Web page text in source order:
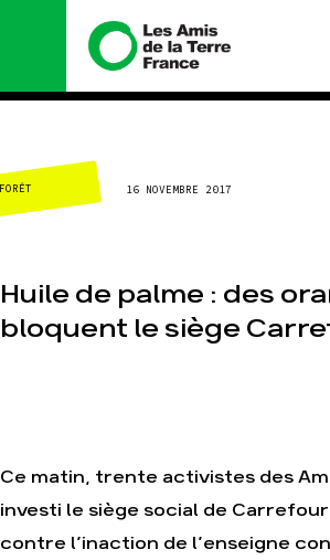
Nous connaître
Histoire
Valeurs
Équipes et
de la Terre
FORÊT 16 NOVEMBRE 2017
Huile de palme : des
bloquent le siège
Ce matin, trente activistes des
investi le siège social de
contre l’inaction de l’enseigne